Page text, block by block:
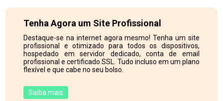
Tenha Agora um Site Profissional
Destaque-se na internet agora mesmo! Tenha um site
profissional e otimizado para todos os dispositivos,
hospedado em servidor dedicado, conta de email
profissional e certificado SSL. Tudo incluso em um plano
flexível e que cabe no seu bolso.
Saiba mais